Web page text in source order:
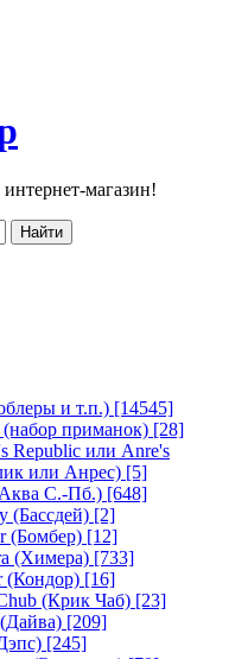
магазин!
и т.п.) [14545]
приманок) [28]
Republic или Anre's
или Анрес) [5]
С.-Пб.) [648]
(Бассдей) [2]
(Бомбер) [12]
(Химера) [733]
(Кондор) [16]
(Крик Чаб) [23]
[209]
[245]